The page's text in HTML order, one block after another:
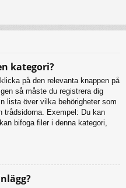
kategori?
på den relevanta knappen på
så måste du registrera dig
lista över vilka behörigheter som
trådsidorna. Exempel: Du kan
bifoga filer i denna kategori,